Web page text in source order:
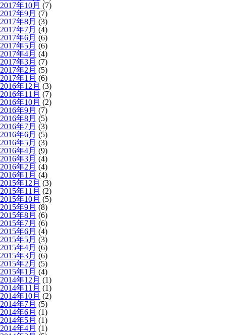
2017年10月 (7)
2017年9月 (7)
2017年8月 (3)
2017年7月 (4)
2017年6月 (6)
2017年5月 (6)
2017年4月 (4)
2017年3月 (7)
2017年2月 (5)
2017年1月 (6)
2016年12月 (3)
2016年11月 (7)
2016年10月 (2)
2016年9月 (7)
2016年8月 (5)
2016年7月 (3)
2016年6月 (5)
2016年5月 (3)
2016年4月 (9)
2016年3月 (4)
2016年2月 (4)
2016年1月 (4)
2015年12月 (3)
2015年11月 (2)
2015年10月 (5)
2015年9月 (8)
2015年8月 (6)
2015年7月 (6)
2015年6月 (4)
2015年5月 (3)
2015年4月 (6)
2015年3月 (6)
2015年2月 (5)
2015年1月 (4)
2014年12月 (1)
2014年11月 (1)
2014年10月 (2)
2014年7月 (5)
2014年6月 (1)
2014年5月 (1)
2014年4月 (1)